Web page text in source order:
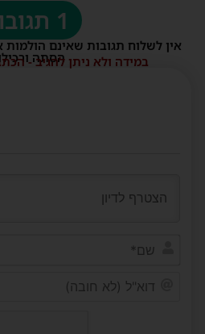
1 תגובות
אין לשלוח תגובות שאינם הולמות
הסתה
במידה ולא ניתן להגיב -